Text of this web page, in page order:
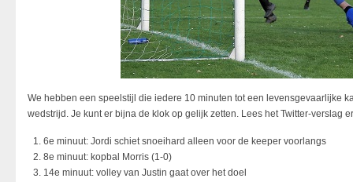
We hebben een speelstijl die iedere 10 minuten tot een levensgevaarlijke
wedstrijd. Je kunt er bijna de klok op gelijk zetten. Lees het Twitter-verslag
6e minuut: Jordi schiet snoeihard alleen voor de keeper voorlangs
8e minuut: kopbal Morris (1-0)
14e minuut: volley van Justin gaat over het doel